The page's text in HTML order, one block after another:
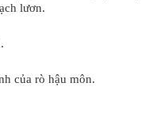
lươn.
của rò hậu môn.